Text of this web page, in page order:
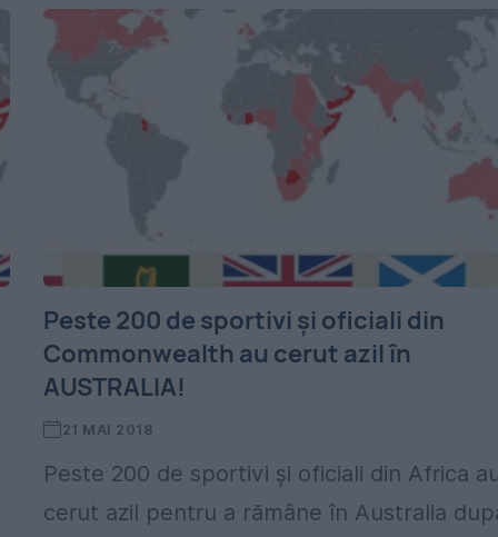
Peste 200 de sportivi şi oficiali din
Commonwealth au cerut azil în
AUSTRALIA!
21 MAI 2018
Peste 200 de sportivi şi oficiali din Africa
cerut azil pentru a rămâne în Australia